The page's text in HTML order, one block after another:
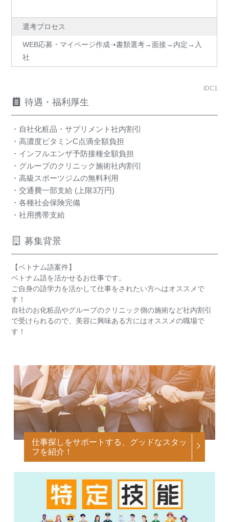
選考プロセス
WEB応募・マイページ作成➝書類選考→面接→内定→入
社
IDC1
待遇・福利厚生
・自社化粧品・サプリメント社内割引
・高濃度ビタミンC点滴全額負担
・インフルエンザ予防接種全額負担
・グループのクリニック施術社内割引
・高級スポーツジムの無料利用
・交通費一部支給 (上限3万円)
・各種社会保険完備
・社用携帯支給
募集背景
【ベトナム語案件】
ベトナム語を活かせるお仕事です。
ご自身の語学力を活かして仕事をされたい方へはオススメで
す！
自社のお化粧品やグループのクリニック側の施術など社内割引
で受けられるので、美容に興味ある方にはオススメの職場で
す！
仕事探しをサポートする、グッドなスタッ
フを紹介！